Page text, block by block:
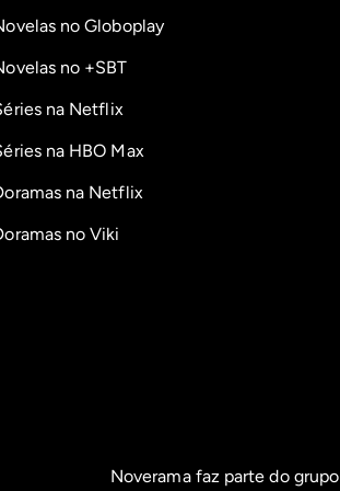
no Globoplay
no +SBT
na Netflix
na HBO Max
na Netflix
no Viki
Noverama faz parte do grupo